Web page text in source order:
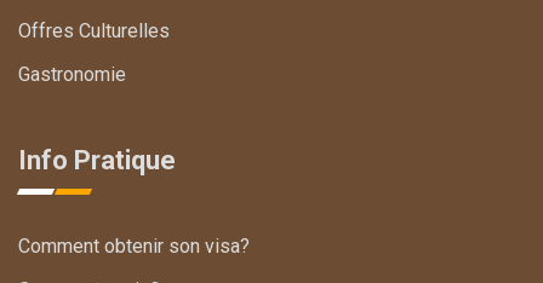
Offres Culturelles
Gastronomie
Info Pratique
Comment obtenir son visa?